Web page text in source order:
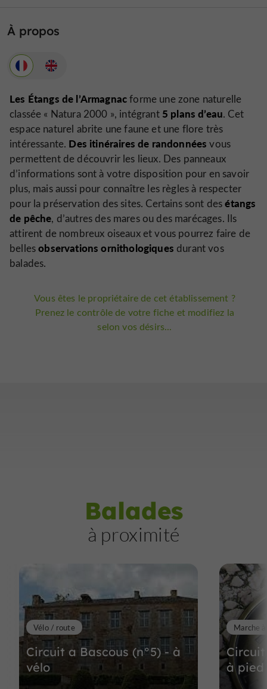
À propos
Les Étangs de l’Armagnacforme une zone naturelle
classée « Natura 2000 », intégrant 5 plans d’eau. Cet
espace naturel abrite une faune et une flore très
intéressante. Des itinéraires de randonnées vous
permettent de découvrir les lieux. Des panneaux
d’informations sont à votre disposition pour en savoir
plus, mais aussi pour connaître les règles à respecter
pour la préservation des sites. Certains sont desétangs
de pêche, d’autres des mares ou des marécages. Ils
attirent de nombreux oiseaux et vous pourrez faire de
bellesobservations ornithologiques durant vos
balades.
Vous êtes le propriétaire de cet établissement ?
Prenez le contrôle de votre fiche et modifiez la
selon vos désirs...
Balades
à proximité
Circuit a Bascous (n°5) - à
vélo
Vélo / route
à pied
Marche